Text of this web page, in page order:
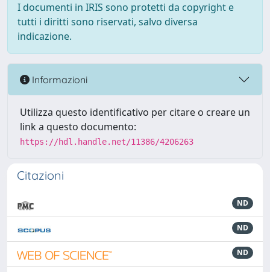
I documenti in IRIS sono protetti da copyright e
tutti i diritti sono riservati, salvo diversa
indicazione.
Informazioni
Utilizza questo identificativo per citare o creare un
link a questo documento:
https://hdl.handle.net/11386/4206263
Citazioni
ND
ND
ND